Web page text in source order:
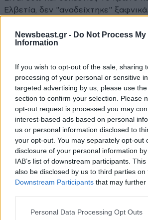
Newsbeast.gr - Do Not Process My
Information
If you wish to opt-out of the sale, sharing
processing of your personal or sensitive
targeted advertising by us, please use
section to confirm your selection. Please
opt-out request is processed you may
interest-based ads based on personal
us or personal information disclosed to
your opt-out. You may separately opt-out
disclosure of your personal information
IAB’s list of downstream participants.
also be disclosed by us to third parties on
Downstream Participants that may
Please note that this website/app uses
Personal Data Processing Opt Outs
Ελβετία, δεν "αναδείχτηκε" ξαφνικά.
Απαντήστε